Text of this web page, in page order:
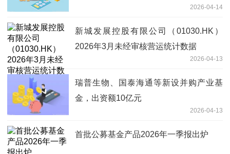
2026-04-14
新城发展控股有限公司（01030.HK）
2026年3月未经审核营运统计数据
2026-04-13
瑞普生物、国泰海通等新设并购产业基
金，出资额10亿元
2026-04-13
首批公募基金产品2026年一季报出炉